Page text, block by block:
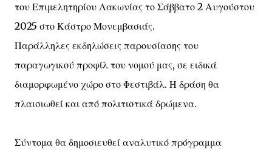
του Επιμελητηρίου Λακωνίας το Σάββατο 2 Αυγούστου
2025 στο Κάστρο Μονεμβασιάς.
Παράλληλες εκδηλώσεις παρουσίασης του
παραγωγικού προφίλ του νομού μας, σε ειδικά
διαμορφωμένο χώρο στο Φεστιβάλ. Η δράση θα
πλαισιωθεί και από πολιτιστικά δρώμενα.
Σύντομα θα δημοσιευθεί αναλυτικό πρόγραμμα